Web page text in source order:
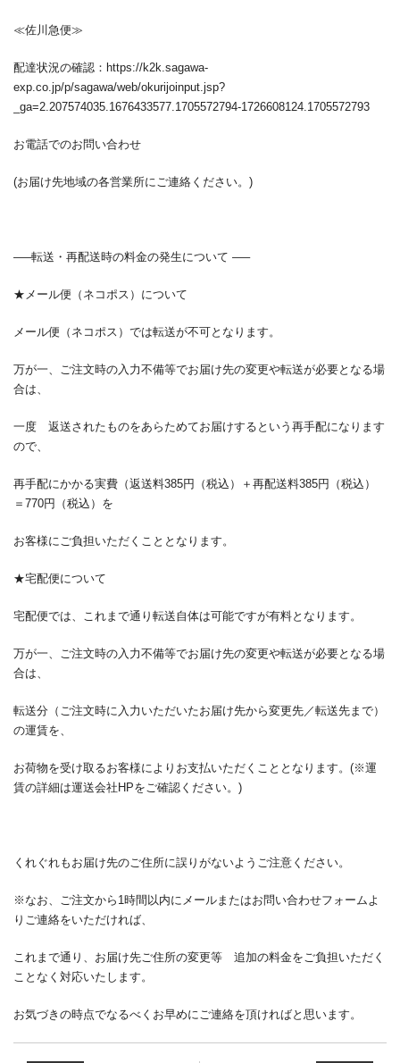
≪佐川急便≫
配達状況の確認：https://k2k.sagawa-
exp.co.jp/p/sagawa/web/okurijoinput.jsp?
_ga=2.207574035.1676433577.1705572794-1726608124.1705572793
お電話でのお問い合わせ
(お届け先地域の各営業所にご連絡ください。 )
—–転送・再配送時の料金の発生について —–
★メール便（ネコポス）について
メール便（ネコポス）では転送が不可となります。
万が一、ご注文時の入力不備等でお届け先の変更や転送が必要となる場
合は、
一度 返送されたものをあらためてお届けするという再手配になります
ので、
再手配にかかる実費（返送料385円（税込）＋再配送料385円（税込）
＝ 770円（税込）を
お客様にご負担いただくこととなります。
★宅配便について
宅配便では、これまで通り転送自体は可能ですが有料となります。
万が一、ご注文時の入力不備等でお届け先の変更や転送が必要となる場
合は、
転送分（ご注文時に入力いただいたお届け先から変更先／転送先まで）
の運賃を、
お荷物を受け取るお客様によりお支払いただくこととなります。 (※運
賃の詳細は運送会社 HPをご確認ください。 )
くれぐれもお届け先のご住所に誤りがないようご注意ください。
※なお、ご注文から 1 時間以内にメールまたはお問い合わせフォームよ
りご連絡をいただければ、
これまで通り、お届け先ご住所の変更等 追加の料金をご負担いただく
ことなく対応いたします。
お気づきの時点でなるべくお早めにご連絡を頂ければと思います。